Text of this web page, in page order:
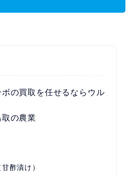
の買取を任せるならウル
の農業
酢漬け）